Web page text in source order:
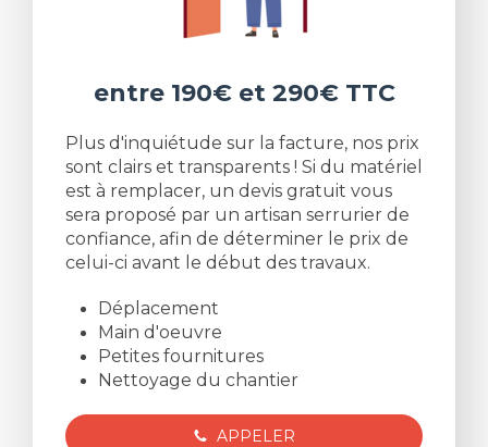
entre 190€ et 290€ TTC
Plus d'inquiétude sur la facture, nos prix
sont clairs et transparents ! Si du matériel
est à remplacer, un devis gratuit vous
sera proposé par un artisan serrurier de
confiance, afin de déterminer le prix de
celui-ci avant le début des travaux.
Déplacement
Main d'oeuvre
Petites fournitures
Nettoyage du chantier
APPELER